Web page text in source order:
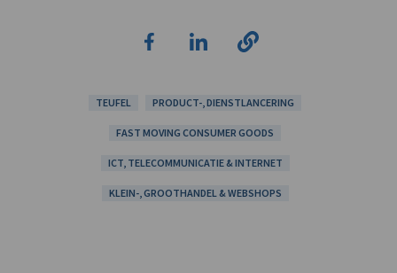
TEUFEL PRODUCT-, DIENSTLANCERING
FAST MOVING CONSUMER GOODS
ICT, TELECOMMUNICATIE & INTERNET
KLEIN-, GROOTHANDEL & WEBSHOPS